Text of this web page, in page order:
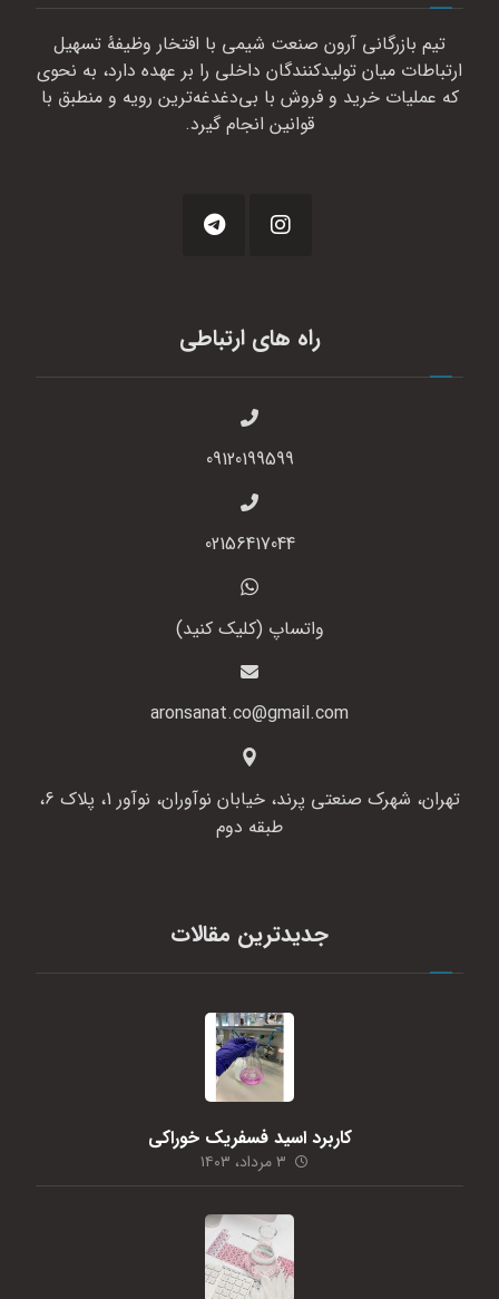
تیم بازرگانی آرون صنعت شیمی با افتخار وظیفهٔ تسهیل
ارتباطات میان تولیدکنندگان داخلی را بر عهده دارد، به نحوی
که عملیات خرید و فروش با بی‌دغدغه‌ترین رویه و منطبق با
قوانین انجام گیرد.
راه های ارتباطی
09120199599
02156417044
واتساپ (کلیک کنید)
aronsanat.co@gmail.com
تهران، شهرک صنعتی پرند، خیابان نوآوران، نوآور 1، پلاک 6،
طبقه دوم
جدیدترین مقالات
کاربرد اسید فسفریک خوراکی
۳ مرداد، ۱۴۰۳